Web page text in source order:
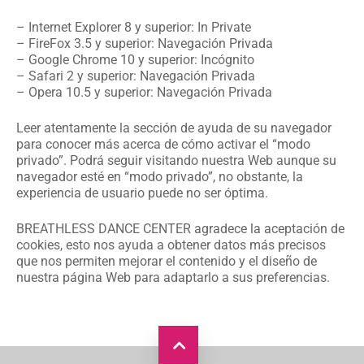
– Internet Explorer 8 y superior: In Private
– FireFox 3.5 y superior: Navegación Privada
– Google Chrome 10 y superior: Incógnito
– Safari 2 y superior: Navegación Privada
– Opera 10.5 y superior: Navegación Privada
Leer atentamente la sección de ayuda de su navegador
para conocer más acerca de cómo activar el “modo
privado”. Podrá seguir visitando nuestra Web aunque su
navegador esté en “modo privado”, no obstante, la
experiencia de usuario puede no ser óptima.
BREATHLESS DANCE CENTER agradece la aceptación de
cookies, esto nos ayuda a obtener datos más precisos
que nos permiten mejorar el contenido y el diseño de
nuestra página Web para adaptarlo a sus preferencias.